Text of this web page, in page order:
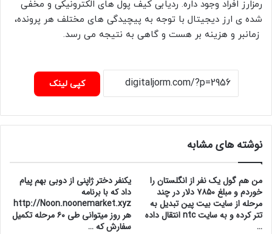
رمزارز افراد وجود داره. ردیابی کیف پول های الکترونیکی و مخفی
شده ی ارز دیجیتال با توجه به پیچیدگی های مختلف هر پرونده،
زمانبر و هزینه بر هست و گاهی به نتیجه می رسد.
کپی لینک
نوشته های مشابه
من هم گول یک نفر از انگلستان را
خوردم و مبلغ ۷۸۵۰ دلار در چند
مرحله از سایت بیت پین تبدیل به
تتر کرده و به سایت ntc انتقال داده
…
یکنفر دختر ژاپنی از دوبی بهم پیام
داد که با برنامه
http://Noon.noonemarket.xyz
هر روز میتوانی طی ۶۰ مرحله تکمیل
سفارش که …